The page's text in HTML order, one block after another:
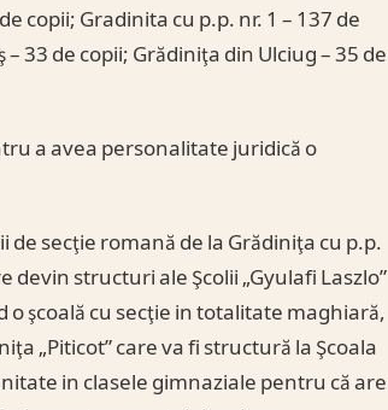
copii; Gradinita cu p.p. nr. 1 – 137 de
33 de copii; Grădiniţa din Ulciug – 35 de
a avea personalitate juridică o
secţie romană de la Grădiniţa cu p.p.
devin structuri ale Şcolii „Gyulafi Laszlo”
şcoală cu secţie in totalitate maghiară,
„Piticot” care va fi structură la Şcoala
in clasele gimnaziale pentru că are